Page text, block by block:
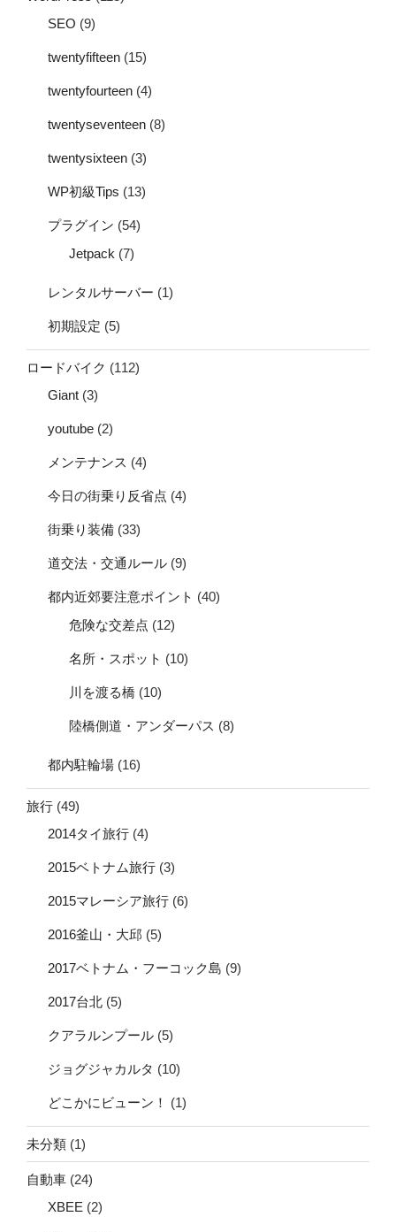
SEO (9)
twentyfifteen (15)
twentyfourteen (4)
twentyseventeen (8)
twentysixteen (3)
WP初級Tips (13)
プラグイン (54)
Jetpack (7)
レンタルサーバー (1)
初期設定 (5)
ロードバイク (112)
Giant (3)
youtube (2)
メンテナンス (4)
今日の街乗り反省点 (4)
街乗り装備 (33)
道交法・交通ルール (9)
都内近郊要注意ポイント (40)
危険な交差点 (12)
名所・スポット (10)
川を渡る橋 (10)
陸橋側道・アンダーパス (8)
都内駐輪場 (16)
旅行 (49)
2014タイ旅行 (4)
2015ベトナム旅行 (3)
2015マレーシア旅行 (6)
2016釜山・大邱 (5)
2017ベトナム・フーコック島 (9)
2017台北 (5)
クアラルンプール (5)
ジョグジャカルタ (10)
どこかにビューン！ (1)
未分類 (1)
自動車 (24)
XBEE (2)